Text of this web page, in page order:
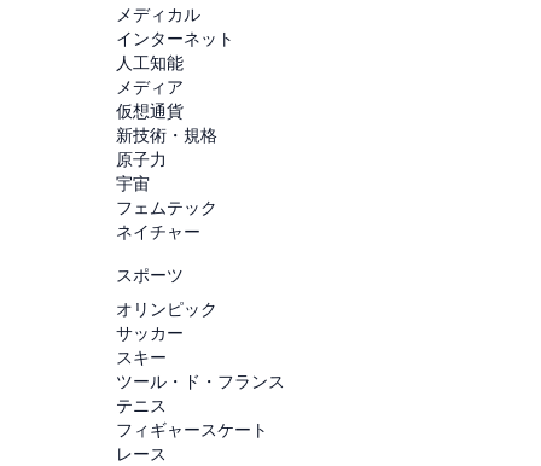
メディカル
インターネット
人工知能
メディア
仮想通貨
新技術・規格
原子力
宇宙
フェムテック
ネイチャー
スポーツ
オリンピック
サッカー
スキー
ツール・ド・フランス
テニス
フィギャースケート
レース